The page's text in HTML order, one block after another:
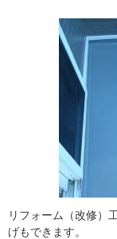
リフォーム（改修）
げもできます。